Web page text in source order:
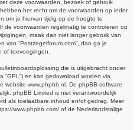
deze voorwaarden, bezoek of gebruik
het recht om de voorwaarden op ieder
om je hiervan tijdig op de hoogte te
de voorwaarden regelmatig te controleren op
maak dan niet langer gebruik van
van “Postzegelforum.com”, dan ga je
of toevoegingen.
die is uitgebracht onder
“GPL”) en kan gedownload worden via
website www.phpbb.nl . De phpBB-software
phpBB Limited is niet verantwoordelijk
als toelaatbare inhoud en/of gedrag. Meer
www.phpbb.com/ of de Nederlandstalige